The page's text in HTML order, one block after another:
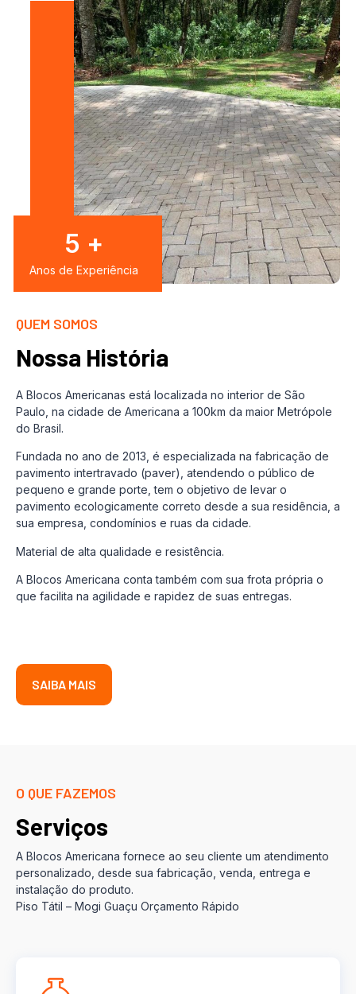
QUEM SOMOS
Nossa História
A Blocos Americanas está localizada no interior de São
Paulo, na cidade de Americana a 100km da maior Metrópole
do Brasil.
Fundada no ano de 2013, é especializada na fabricação de
pavimento intertravado (paver), atendendo o público de
pequeno e grande porte, tem o objetivo de levar o
pavimento ecologicamente correto desde a sua residência, a
sua empresa, condomínios e ruas da cidade.
Material de alta qualidade e resistência.
A Blocos Americana conta também com sua frota própria o
que facilita na agilidade e rapidez de suas entregas.
SAIBA MAIS
7 +
Anos de Experiência
O QUE FAZEMOS
Serviços
A Blocos Americana fornece ao seu cliente um atendimento
personalizado, desde sua fabricação, venda, entrega e
instalação do produto.
Piso Tátil – Mogi Guaçu Orçamento Rápido